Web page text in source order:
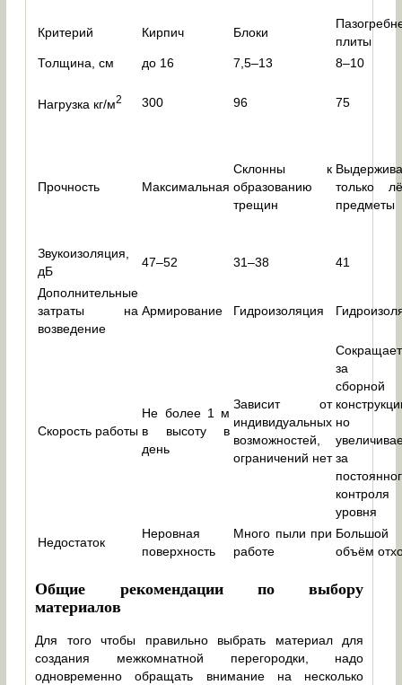
Критерий Кирпич Блоки
плиты
Толщина, см
до 16 7,5–13 8–10
Нагрузка кг/м2 300 96 75
Прочность Максимальная
Склонны к
образованию
трещин
только
предметы
Звукоизоляция,
дБ
47–52 31–38 41
Дополнительные
затраты на
возведение
Армирование Гидроизоляция
Скорость работы
Не более 1 м
в высоту в
день
Зависит от
индивидуальных
возможностей,
ограничений нет
за
сборной
но
за
контроля
уровня
Недостаток
Неровная
поверхность
Много пыли при
работе
Большой
объём
Общие рекомендации по выбору
материалов
Для того чтобы правильно выбрать материал для
создания межкомнатной перегородки, надо
одновременно обращать внимание на несколько